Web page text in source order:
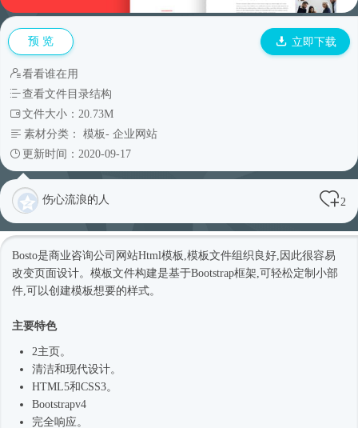
预 览 立即下载
看看谁在用
查看文件目录结构
文件大小：20.73M
素材分类： 模板- 企业网站
更新时间：2020-09-17
伤心流浪的人 2
Bosto是商业咨询公司网站Html模板 ,模板文件组织良好,因此很容易
改变页面设计。模板文件构建是基于Bootstrap框架 ,可轻松定制小部
件,可以创建模板想要的样式。
主要特色
2主页。
清洁和现代设计。
HTML5和CSS3。
Bootstrapv4
完全响应。